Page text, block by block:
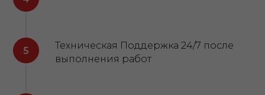
Техническая Поддержка 24/7 после
выполнения работ